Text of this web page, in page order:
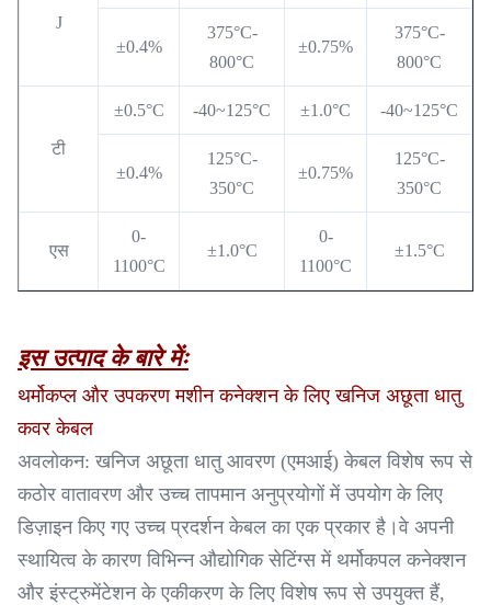
J
±0.4%
375°C-
800°C
±0.75%
375°C-
800°C
टी
±0.5°C -40~125°C ±1.0°C -40~125°C
±0.4%
125°C-
350°C
±0.75%
125°C-
350°C
एस
0-
1100°C
±1.0°C
0-
1100°C
±1.5°C
इस उत्पाद के बारे मेंः
थर्मोकप्ल और उपकरण मशीन कनेक्शन के लिए खनिज अछूता धातु
कवर केबल
अवलोकन: खनिज अछूता धातु आवरण (एमआई) केबल विशेष रूप से
कठोर वातावरण और उच्च तापमान अनुप्रयोगों में उपयोग के लिए
डिज़ाइन किए गए उच्च प्रदर्शन केबल का एक प्रकार है।वे अपनी
स्थायित्व के कारण विभिन्न औद्योगिक सेटिंग्स में थर्मोकपल कनेक्शन
और इंस्ट्रुमेंटेशन के एकीकरण के लिए विशेष रूप से उपयुक्त हैं,